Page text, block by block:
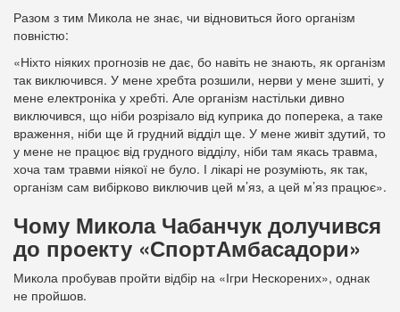
Разом з тим Микола не знає, чи відновиться його організм
повністю:
«Ніхто ніяких прогнозів не дає, бо навіть не знають, як організм
так виключився. У мене хребта розшили, нерви у мене зшиті, у
мене електроніка у хребті. Але організм настільки дивно
виключився, що ніби розрізало від куприка до поперека, а таке
враження, ніби ще й грудний відділ ще. У мене живіт здутий, то
у мене не працює від грудного відділу, ніби там якась травма,
хоча там травми ніякої не було. І лікарі не розуміють, як так,
організм сам вибірково виключив цей м’яз, а цей м’яз працює».
Чому Микола Чабанчук долучився
до проекту «СпортАмбасадори»
Микола пробував пройти відбір на «Ігри Нескорених», однак
не пройшов.